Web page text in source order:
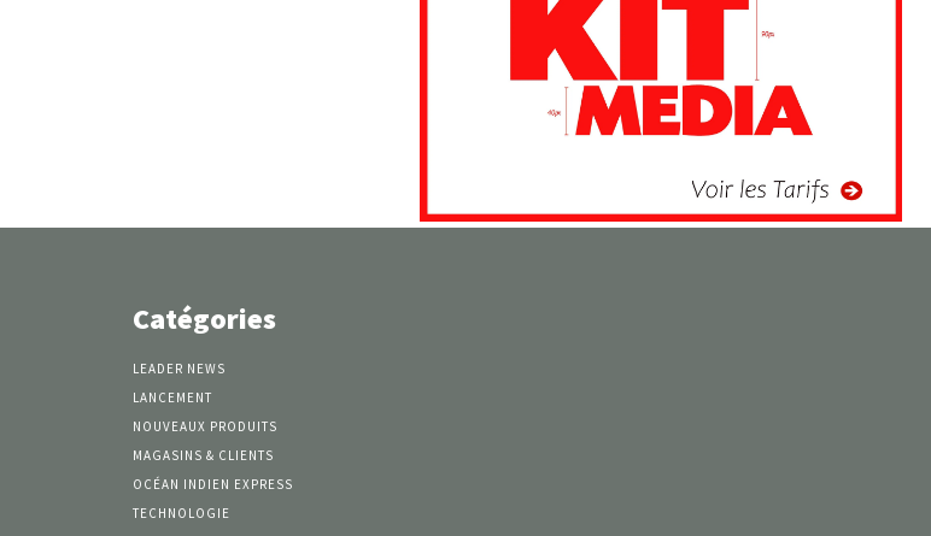
Catégories
LEADER NEWS
LANCEMENT
NOUVEAUX PRODUITS
MAGASINS & CLIENTS
OCÉAN INDIEN EXPRESS
TECHNOLOGIE